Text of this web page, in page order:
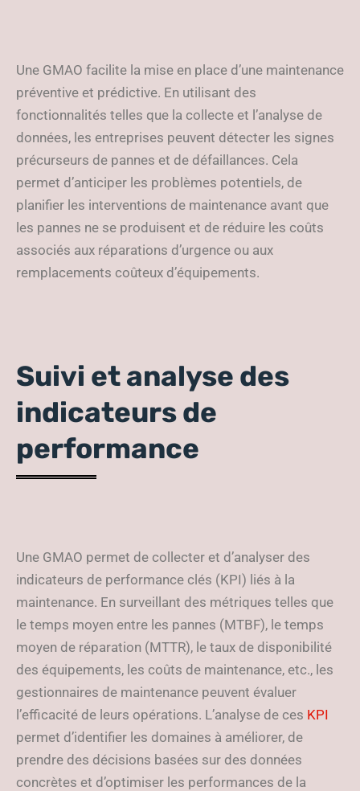
Une GMAO facilite la mise en place d’une maintenance
préventive et prédictive. En utilisant des
fonctionnalités telles que la collecte et l’analyse de
données, les entreprises peuvent détecter les signes
précurseurs de pannes et de défaillances. Cela
permet d’anticiper les problèmes potentiels, de
planifier les interventions de maintenance avant que
les pannes ne se produisent et de réduire les coûts
associés aux réparations d’urgence ou aux
remplacements coûteux d’équipements.
Suivi et analyse des
indicateurs de
performance
Une GMAO permet de collecter et d’analyser des
indicateurs de performance clés (KPI) liés à la
maintenance. En surveillant des métriques telles que
le temps moyen entre les pannes (MTBF), le temps
moyen de réparation (MTTR), le taux de disponibilité
des équipements, les coûts de maintenance, etc., les
gestionnaires de maintenance peuvent évaluer
l’efficacité de leurs opérations. L’analyse de ces KPI
permet d’identifier les domaines à améliorer, de
prendre des décisions basées sur des données
concrètes et d’optimiser les performances de la